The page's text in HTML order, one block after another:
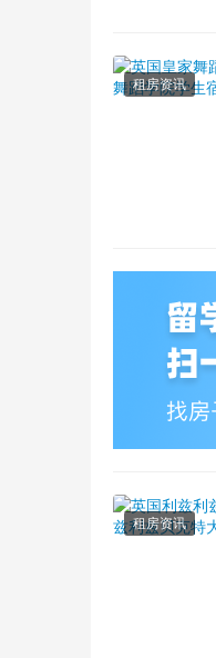
租房资讯
租房资讯